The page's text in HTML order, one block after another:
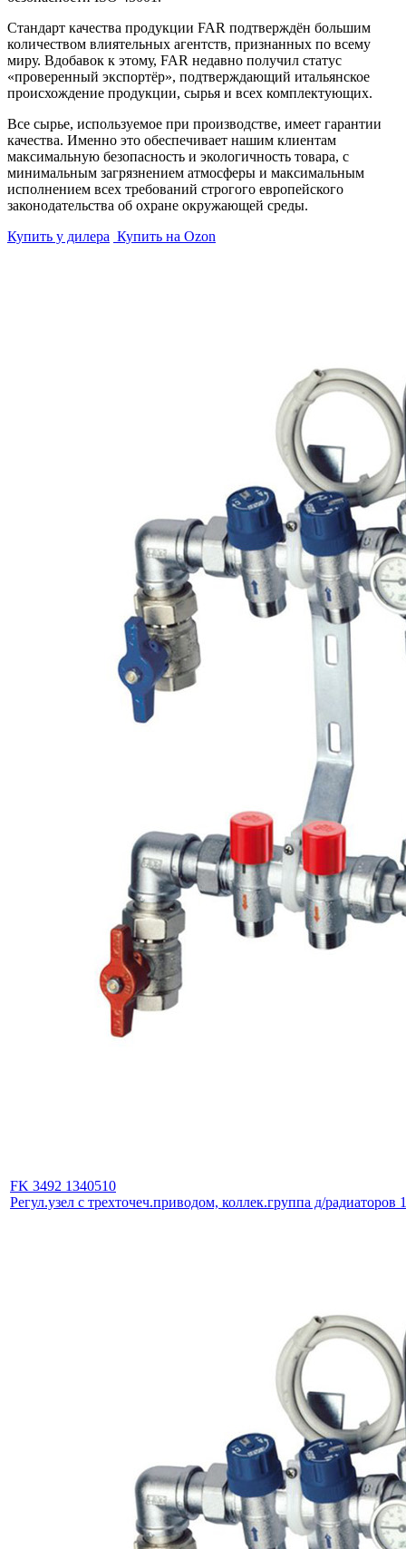
Стандарт качества продукции FAR подтверждён большим
количеством влиятельных агентств, признанных по всему
миру. Вдобавок к этому, FAR недавно получил статус
«проверенный экспортёр», подтверждающий итальянское
происхождение продукции, сырья и всех комплектующих.
Все сырье, используемое при производстве, имеет гарантии
качества. Именно это обеспечивает нашим клиентам
максимальную безопасность и экологичность товара, с
минимальным загрязнением атмосферы и максимальным
исполнением всех требований строгого европейского
законодательства об охране окружающей среды.
Купить у дилера Купить на Ozon
FK 3492 1340510
Регул.узел с трехточеч.приводом, коллек.группа д/радиаторов